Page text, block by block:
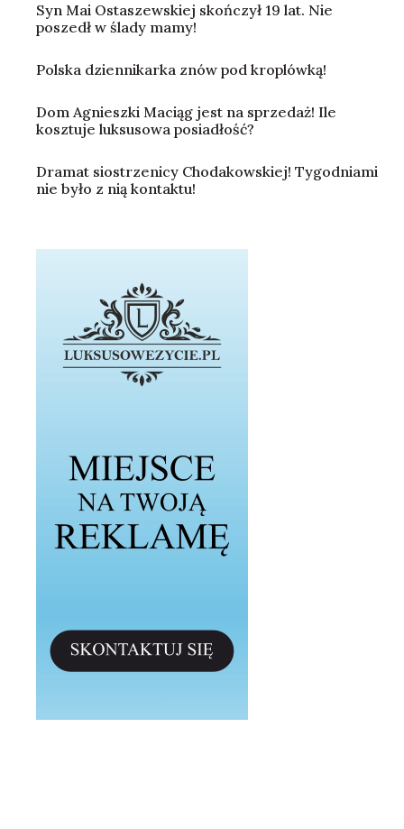
Syn Mai Ostaszewskiej skończył 19 lat. Nie
poszedł w ślady mamy!
Polska dziennikarka znów pod kroplówką!
Dom Agnieszki Maciąg jest na sprzedaż! Ile
kosztuje luksusowa posiadłość?
Dramat siostrzenicy Chodakowskiej! Tygodniami
nie było z nią kontaktu!